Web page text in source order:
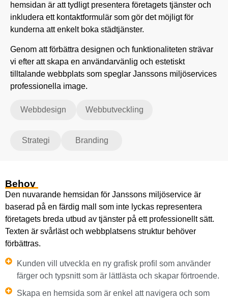
hemsidan är att tydligt presentera företagets tjänster och
inkludera ett kontaktformulär som gör det möjligt för
kunderna att enkelt boka städtjänster.
Genom att förbättra designen och funktionaliteten strävar
vi efter att skapa en användarvänlig och estetiskt
tilltalande webbplats som speglar Janssons miljöservices
professionella image.
Strategi Branding
Webbdesign Webbutveckling
Behov
Den nuvarande hemsidan för Janssons miljöservice är
baserad på en färdig mall som inte lyckas representera
företagets breda utbud av tjänster på ett professionellt sätt.
Texten är svårläst och webbplatsens struktur behöver
förbättras.
Kunden vill utveckla en ny grafisk profil som använder
färger och typsnitt som är lättlästa och skapar förtroende.
Skapa en hemsida som är enkel att navigera och som